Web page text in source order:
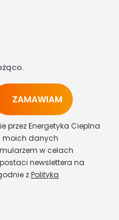
przez Energetyka Cieplna
moich danych
w celach
newslettera na
zPolityka